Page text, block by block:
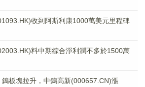
收到阿斯利康1000萬美元里程碑
料中期綜合淨利潤不多於1500萬
鎢板塊拉升，中鎢高新(000657.CN)漲